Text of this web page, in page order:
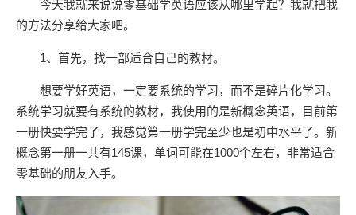
今天我就来说说零基础学英语应该从哪里学起？我就把我
的方法分享给大家吧。
1、首先，找一部适合自己的教材。
想要学好英语，一定要系统的学习，而不是碎片化学习。
系统学习就要有系统的教材，我使用的是新概念英语，目前第
一册快要学完了，我感觉第一册学完至少也是初中水平了。新
概念第一册一共有145课，单词可能在1000个左右，非常适合
零基础的朋友入手。